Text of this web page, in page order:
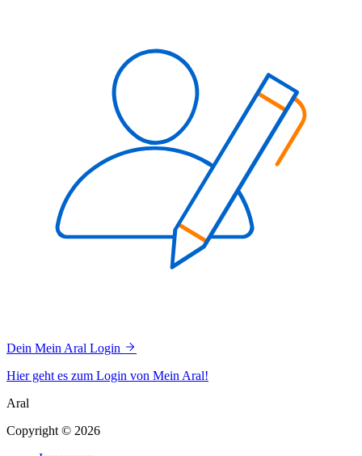
Dein Mein Aral Login
Hier geht es zum Login von Mein Aral!
Aral
Copyright © 2026